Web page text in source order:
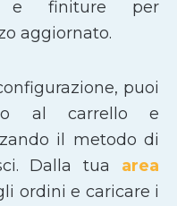
e finiture per
aggiornato.
puoi
al carrello e
il metodo di
Dalla tua area
ordini e caricare i